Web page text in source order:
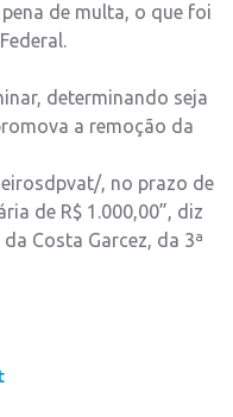
de multa, o que foi
determinando seja
a remoção da
, no prazo de
de R$ 1.000,00”, diz
Costa Garcez, da 3ª